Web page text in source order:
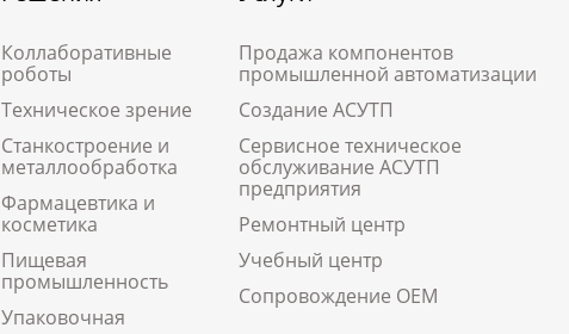
Коллаборативные
роботы
Техническое зрение
Станкостроение и
металлообработка
Фармацевтика и
косметика
Пищевая
промышленность
Упаковочная
Продажа компонентов
промышленной автоматизации
Создание АСУТП
Сервисное техническое
обслуживание АСУТП
предприятия
Ремонтный центр
Учебный центр
Сопровождение ОЕМ